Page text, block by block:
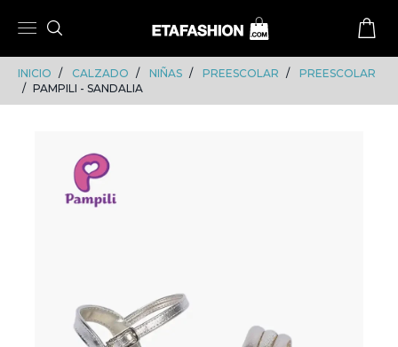
INICIO CALZADO NIÑAS PREESCOLAR
PREESCOLAR
PAMPILI - SANDALIA